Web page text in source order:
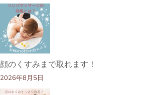
顔のくすみまで取れます！
2026年8月5日